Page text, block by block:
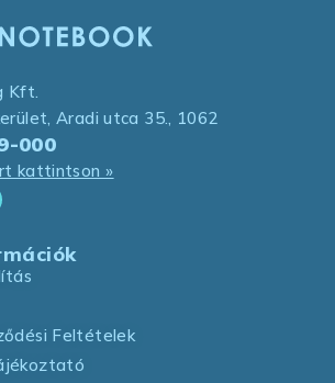
Kft.
Aradi utca 35., 1062
000
kattintson »
Feltételek